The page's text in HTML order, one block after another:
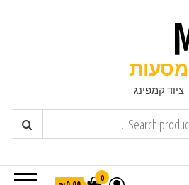
מסעות
ציוד קמפינג
0